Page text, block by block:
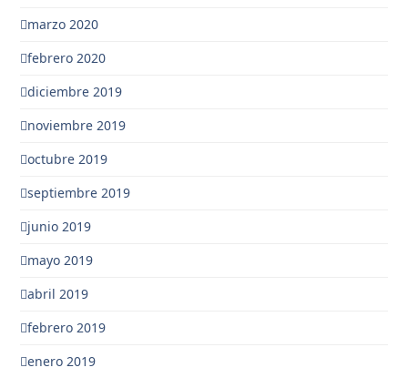
marzo 2020
febrero 2020
diciembre 2019
noviembre 2019
octubre 2019
septiembre 2019
junio 2019
mayo 2019
abril 2019
febrero 2019
enero 2019